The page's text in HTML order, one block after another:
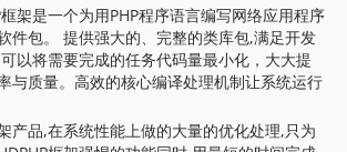
架是一个为用PHP程序语言编写网络应用程序
件包。 提供强大的、完整的类库包,满足开发
以将需要完成的任务代码量最小化，大大提
与质量。高效的核心编译处理机制让系统运行
产品,在系统性能上做的大量的优化处理,只为